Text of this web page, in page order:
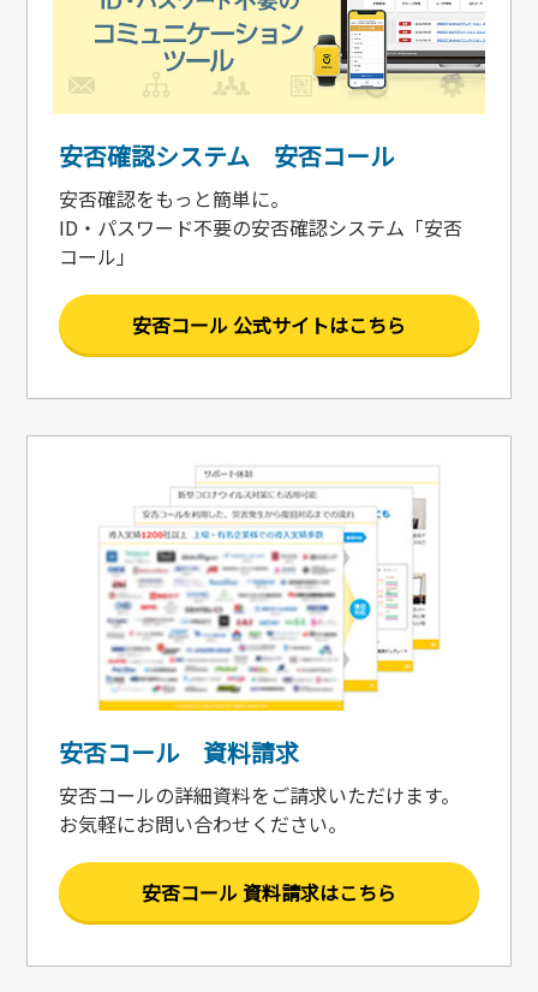
安否確認システム 安否コール
安否確認をもっと簡単に。
ID・パスワード不要の安否確認システム「安否
コール」
安否コール 公式サイトはこちら
安否コール 資料請求
安否コールの詳細資料をご請求いただけます。
お気軽にお問い合わせください。
安否コール 資料請求はこちら